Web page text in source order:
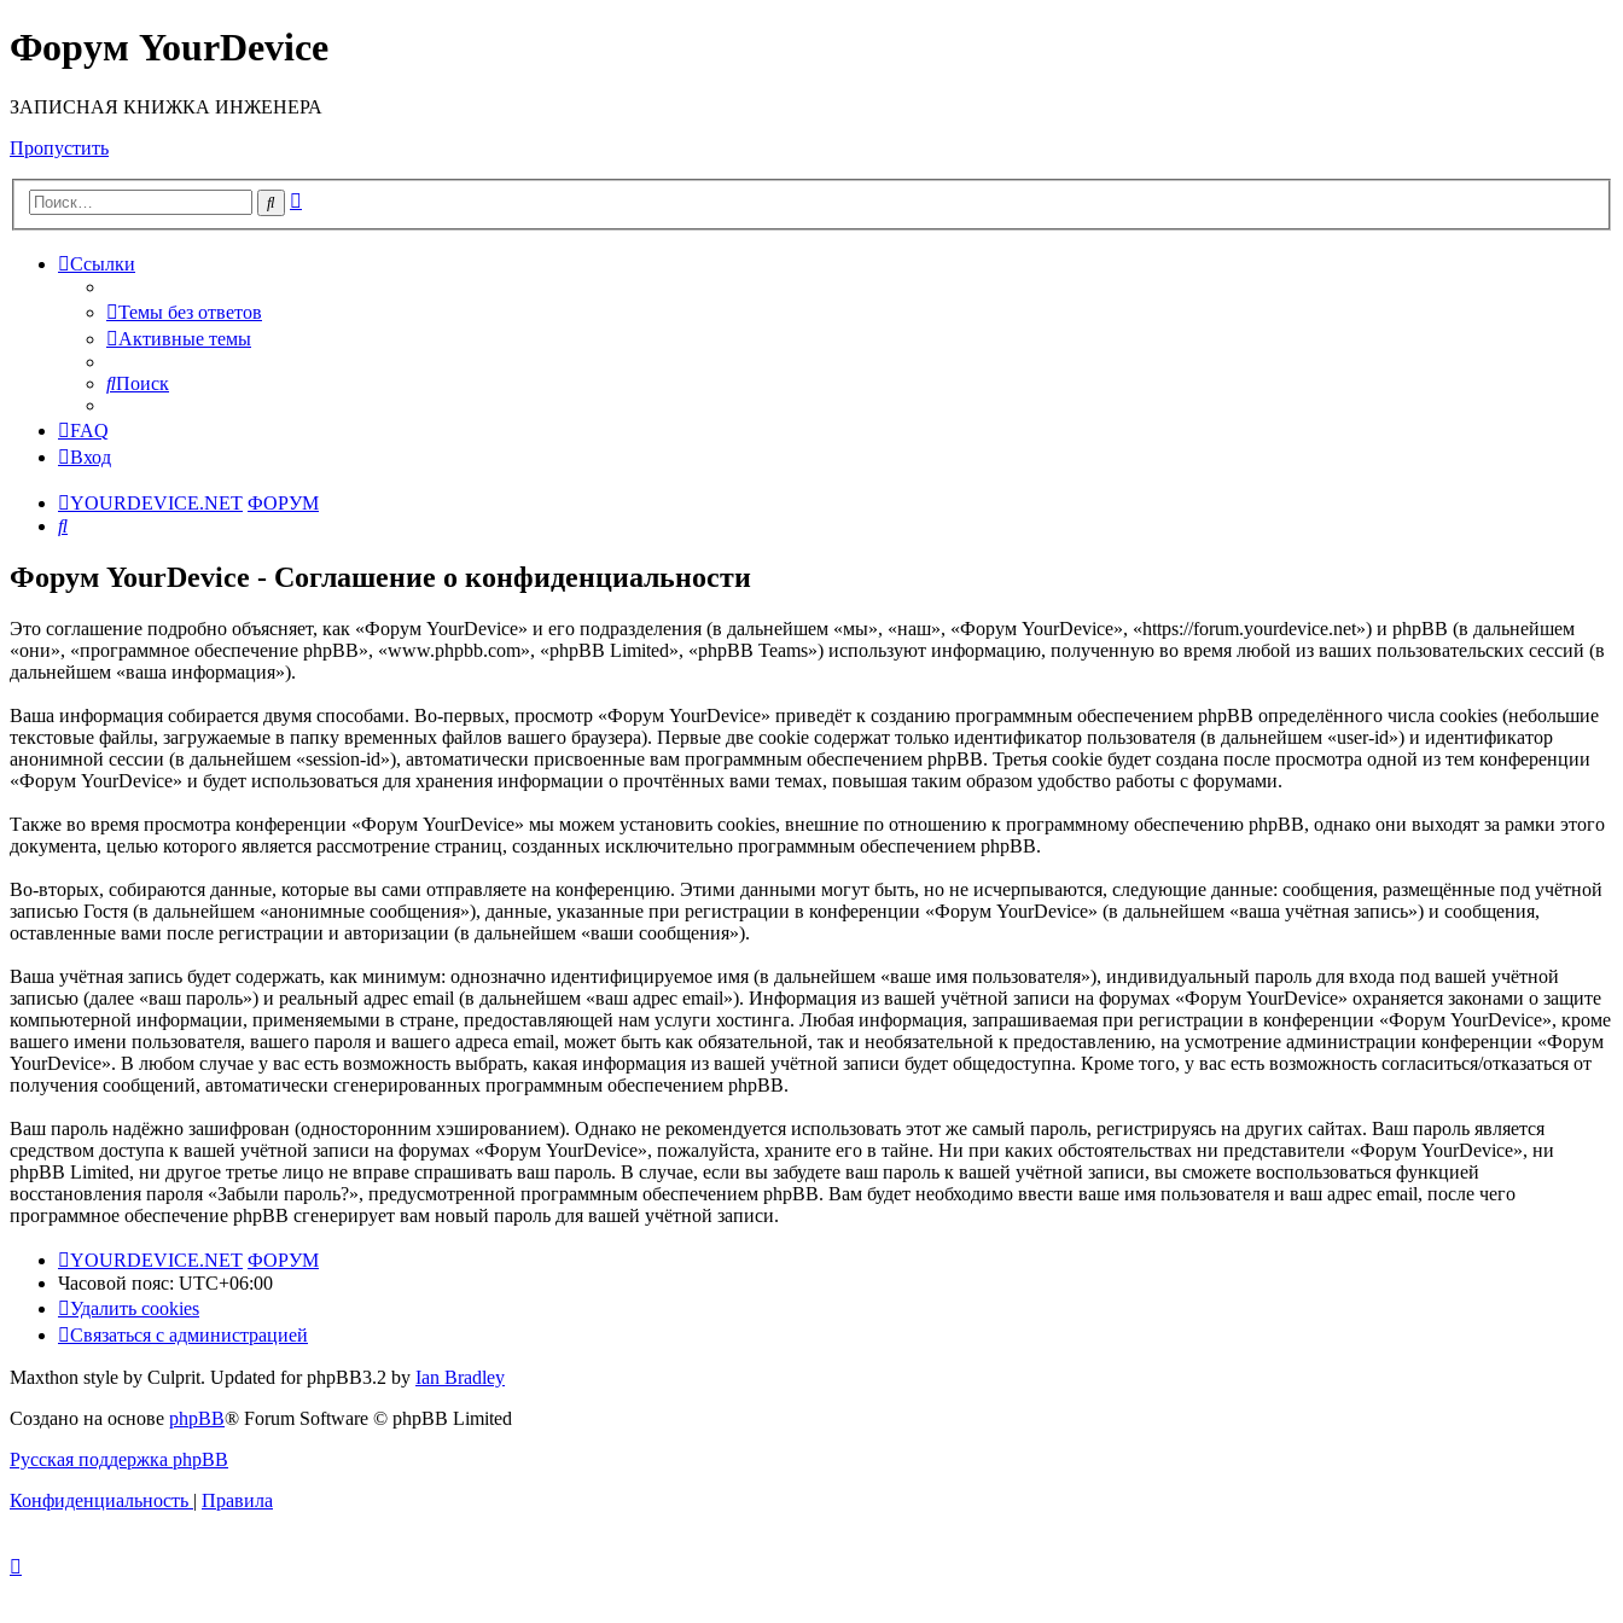
Форум YourDevice
ЗАПИСНАЯ КНИЖКА ИНЖЕНЕРА
Пропустить
Поиск
Ссылки
Темы без ответов
Активные темы
Поиск
FAQ
Вход
YOURDEVICE.NET ФОРУМ
Поиск
Форум YourDevice - Соглашение о конфиденциальности
Это соглашение подробно объясняет, как «Форум YourDevice» и его подразделения (в дальнейшем «мы», «наш», «Форум YourDevice», «https://forum.yourdevice.net») и phpBB (в дальнейшем
«они», «программное обеспечение phpBB», «www.phpbb.com», «phpBB Limited», «phpBB Teams») используют информацию, полученную во время любой из ваших пользовательских сессий (в
дальнейшем «ваша информация»).
Ваша информация собирается двумя способами. Во-первых, просмотр «Форум YourDevice» приведёт к созданию программным обеспечением phpBB определённого числа cookies (небольшие
текстовые файлы, загружаемые в папку временных файлов вашего браузера). Первые две cookie содержат только идентификатор пользователя (в дальнейшем «user-id») и идентификатор
анонимной сессии (в дальнейшем «session-id»), автоматически присвоенные вам программным обеспечением phpBB. Третья cookie будет создана после просмотра одной из тем конференции
«Форум YourDevice» и будет использоваться для хранения информации о прочтённых вами темах, повышая таким образом удобство работы с форумами.
Также во время просмотра конференции «Форум YourDevice» мы можем установить cookies, внешние по отношению к программному обеспечению phpBB, однако они выходят за рамки этого
документа, целью которого является рассмотрение страниц, созданных исключительно программным обеспечением phpBB.
Во-вторых, собираются данные, которые вы сами отправляете на конференцию. Этими данными могут быть, но не исчерпываются, следующие данные: сообщения, размещённые под учётной
записью Гостя (в дальнейшем «анонимные сообщения»), данные, указанные при регистрации в конференции «Форум YourDevice» (в дальнейшем «ваша учётная запись») и сообщения,
оставленные вами после регистрации и авторизации (в дальнейшем «ваши сообщения»).
Ваша учётная запись будет содержать, как минимум: однозначно идентифицируемое имя (в дальнейшем «ваше имя пользователя»), индивидуальный пароль для входа под вашей учётной
записью (далее «ваш пароль») и реальный адрес email (в дальнейшем «ваш адрес email»). Информация из вашей учётной записи на форумах «Форум YourDevice» охраняется законами о защите
компьютерной информации, применяемыми в стране, предоставляющей нам услуги хостинга. Любая информация, запрашиваемая при регистрации в конференции «Форум YourDevice», кроме
вашего имени пользователя, вашего пароля и вашего адреса email, может быть как обязательной, так и необязательной к предоставлению, на усмотрение администрации конференции «Форум
YourDevice». В любом случае у вас есть возможность выбрать, какая информация из вашей учётной записи будет общедоступна. Кроме того, у вас есть возможность согласиться/отказаться от
получения сообщений, автоматически сгенерированных программным обеспечением phpBB.
Ваш пароль надёжно зашифрован (односторонним хэшированием). Однако не рекомендуется использовать этот же самый пароль, регистрируясь на других сайтах. Ваш пароль является
средством доступа к вашей учётной записи на форумах «Форум YourDevice», пожалуйста, храните его в тайне. Ни при каких обстоятельствах ни представители «Форум YourDevice», ни
phpBB Limited, ни другое третье лицо не вправе спрашивать ваш пароль. В случае, если вы забудете ваш пароль к вашей учётной записи, вы сможете воспользоваться функцией
восстановления пароля «Забыли пароль?», предусмотренной программным обеспечением phpBB. Вам будет необходимо ввести ваше имя пользователя и ваш адрес email, после чего
программное обеспечение phpBB сгенерирует вам новый пароль для вашей учётной записи.
YOURDEVICE.NET ФОРУМ
Часовой пояс: UTC+06:00
Удалить cookies
Связаться с администрацией
Maxthon style by Culprit. Updated for phpBB3.2 by Ian Bradley
Создано на основе phpBB® Forum Software © phpBB Limited
Русская поддержка phpBB
Конфиденциальность | Правила